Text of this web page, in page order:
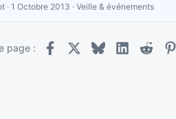
1 Octobre 2013 Veille & événements
page : Facebook BlueskyLinkedIn
Reddit